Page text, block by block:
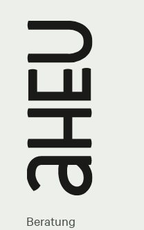
Beratung